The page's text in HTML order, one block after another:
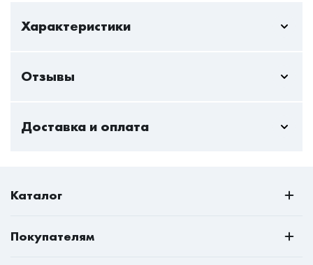
Характеристики
Материал
Отзывы
Пока нет отзывов - вы можете стать первым
Только авторизованный пользователь может оставлять
Доставка и оплата
максимально безопасна как для клиентов, так и
Условия доставки
Каталог
Всё для кухни
Покупателям